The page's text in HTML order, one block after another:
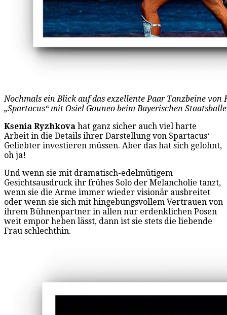
Nochmals ein Blick auf das exzellente Paar Tanzbeine von
„Spartacus“ mit Osiel Gouneo beim Bayerischen
Ksenia Ryzhkova hat ganz sicher auch viel harte
Arbeit in die Details ihrer Darstellung von Spartacus‘
Geliebter investieren müssen. Aber das hat sich gelohnt,
oh ja!
Und wenn sie mit dramatisch-edelmütigem
Gesichtsausdruck ihr frühes Solo der Melancholie tanzt,
wenn sie die Arme immer wieder visionär ausbreitet
oder wenn sie sich mit hingebungsvollem Vertrauen von
ihrem Bühnenpartner in allen nur erdenklichen Posen
weit empor heben lässt, dann ist sie stets die liebende
Frau schlechthin.